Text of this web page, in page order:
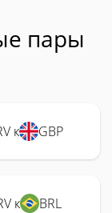
пары
к GBP
к BRL